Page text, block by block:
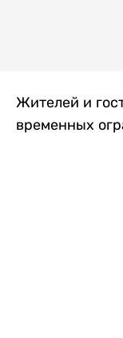
Жителей и
временных